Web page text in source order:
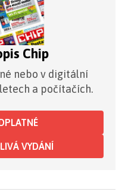
Chip
nebo v digitální
a počítačích.
VYDÁNÍ